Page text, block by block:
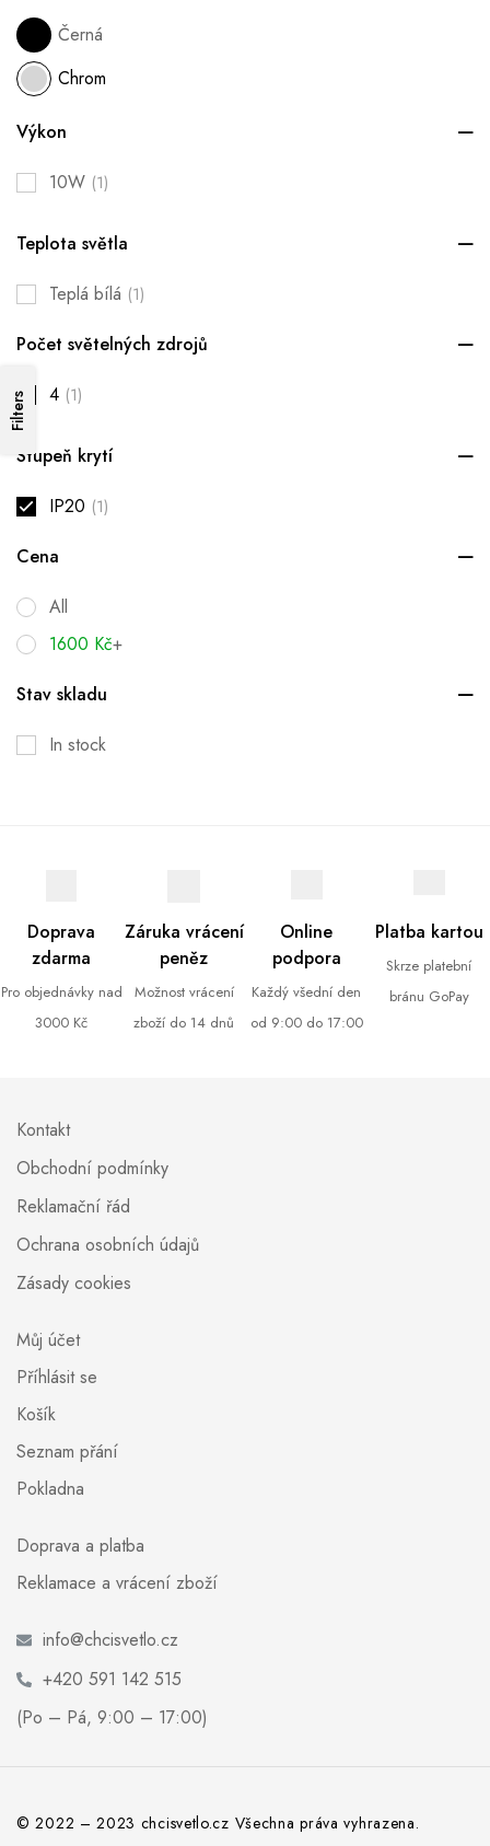
Černá
Chrom
Výkon
10W (1)
Teplota světla
Teplá bílá (1)
Počet světelných zdrojů
4 (1)
Stupeň krytí
IP20 (1)
Cena
All
1600 Kč+
Stav skladu
In stock
Filters
Doprava
zdarma
Pro objednávky nad
3000 Kč
Záruka vrácení
peněz
Možnost vrácení
zboží do 14 dnů
Online
podpora
Každý všední den
od 9:00 do 17:00
Platba kartou
Skrze platební
bránu GoPay
Kontakt
Obchodní podmínky
Reklamační řád
Ochrana osobních údajů
Zásady cookies
Můj účet
Příhlásit se
Košík
Seznam přání
Pokladna
Doprava a platba
Reklamace a vrácení zboží
info@chcisvetlo.cz
+420 591 142 515
(Po – Pá, 9:00 – 17:00)
© 2022 – 2023 chcisvetlo.cz Všechna práva vyhrazena.